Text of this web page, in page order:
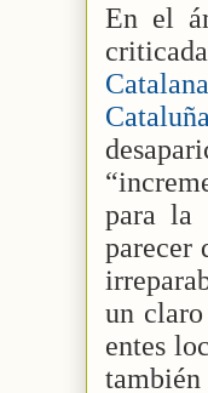
En el
para la
parecer
un
entes